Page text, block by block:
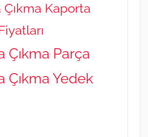
Kaporta
Çıkma Parça
Çıkma Yedek